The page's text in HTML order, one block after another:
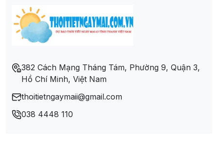
Xã Nghĩa Tá
Xã Phương Viên
Xã Quảng Bạch
382 Cách Mạng Tháng Tám, Phường 9, Quận 3,
Hồ Chí Minh, Việt Nam
thoitietngaymaii@gmail.com
038 4448 110